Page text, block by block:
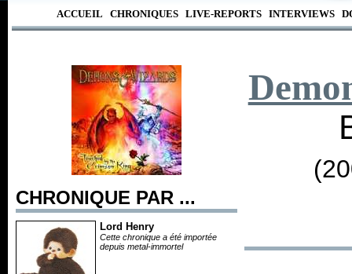
ACCUEIL CHRONIQUES LIVE-REPORTS INTERVIEWS
CHRONIQUE PAR ...
Lord Henry
Cette chronique a été importée
depuis metal-immortel